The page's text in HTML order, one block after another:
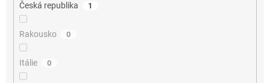
Česká republika 1
Rakousko 0
Itálie 0